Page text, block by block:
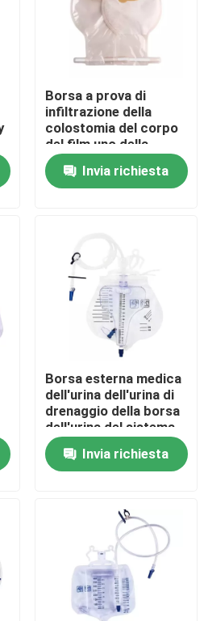
medica
Venturi
Borsa a prova di
infiltrazione della
colostomia del corpo
del film uno della
borsa eliminabile di un
pezzo di Ostomy
Invia richiesta
Borsa esterna medica
dell'urina dell'urina di
drenaggio della borsa
dell'urina del sistema
eliminabile medico del
testerInvia richiesta